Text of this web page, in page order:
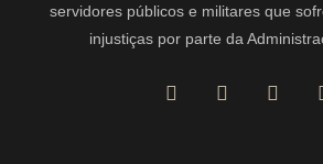
servidores públicos e militares que
injustiças por parte da